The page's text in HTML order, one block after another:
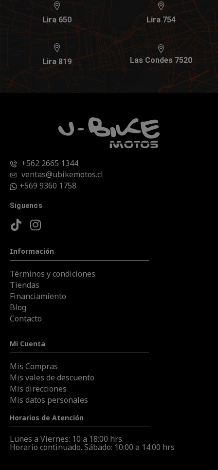
Lira 650 Lira 754
Lira 819 Las Condes 7520
+562 2665 1344
ventas@ubikemotos.cl
+569 9360 1758
Síguenos
Información
Términos y condiciones
Tiendas
Financiamiento
Blog
Contacto
Mi Cuenta
Mis Compras
Mis vales de descuento
Mis direcciones
Mis datos personales
Horarios de Atención
Lunes a Viernes: 10 a 18:00 hrs.
Horario continuado. Sábado: 10:00 a 14:00 hrs